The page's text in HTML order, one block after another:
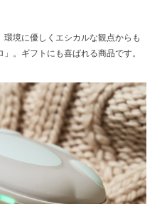
境に優しくエシカルな観点からも
。ギフトにも喜ばれる商品です。